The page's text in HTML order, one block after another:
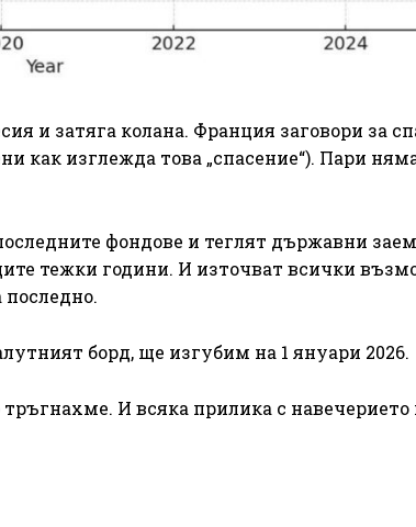
и затяга колана. Франция заговори за
как изглежда това „спасение“). Пари
фондове и теглят държавни
тежки години. И източват всички
последно.
борд, ще изгубим на 1 януари 2026.
И всяка прилика с навечерието